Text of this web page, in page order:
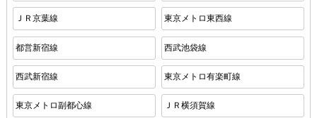
ＪＲ京葉線 東京メトロ東西線
都営新宿線 西武池袋線
西武新宿線 東京メトロ有楽町線
東京メトロ副都心線 ＪＲ横須賀線